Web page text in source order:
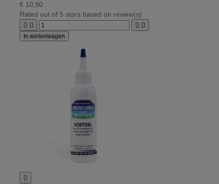
€ 10,90
Rated out of 5 stars based on review(s)
   
In winkelwagen
